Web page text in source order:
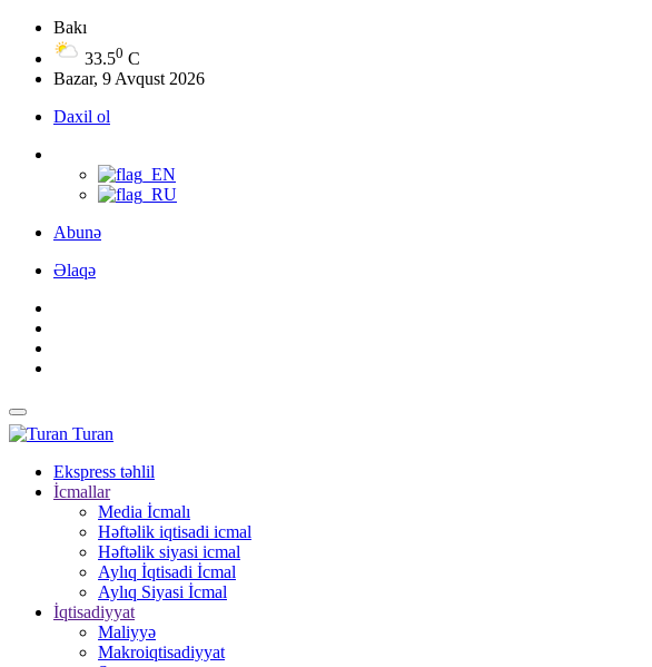
Bakı
33.50 C
Bazar, 9 Avqust 2026
Daxil ol
Abunə
Əlaqə
Turan
Ekspress təhlil
İcmallar
Media İcmalı
Həftəlik iqtisadi icmal
Həftəlik siyasi icmal
Aylıq İqtisadi İcmal
Aylıq Siyasi İcmal
İqtisadiyyat
Maliyyə
Makroiqtisadiyyat